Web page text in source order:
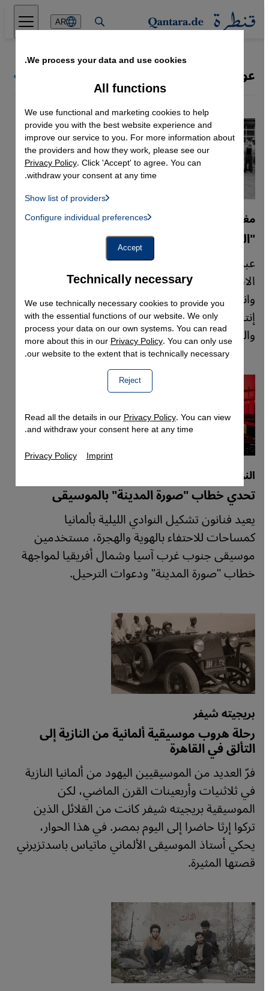
Direkt zum Inhalt springen
AR
عوالم الموسيقى
مغنية الراب صِبا عن أغنيتها "دوننا"
"الغضب يمكن أن يكون بناءً جدًا"
عبر أغنيتها "دوننا"، تهاجم مغنية الراب الشابة صِبا
الاستعمار والإمبريالية، في عمل عاد إلى الواجهة
وانتشر بقوة على مواقع التواصل بعد عامين من
إنتاجه. تتحدث صِبا في هذا الحوار، عن الغضب،
والظلم، والتمكين.
النوادي الليلية الألمانية
تحدي خطاب "صورة المدينة" بالموسيقى
يعيد فنانون تشكيل النوادي الليلية بألمانيا
كمساحات للاحتفاء بالهوية والهجرة، مستخدمين
موسيقى جنوب غرب آسيا وشمال أفريقيا لمواجهة
خطاب "صورة المدينة" ودعوات الترحيل.
بريجيته شيفر
رحلة هروب موسيقية ألمانية من النازية إلى
التألق في القاهرة
فرّ العديد من الموسيقيين اليهود من ألمانيا النازية
في ثلاثنيات وأربعينات القرن الماضي، لكن
الموسيقية بريجيته شيفر كانت من القلائل الذين
تركوا إرثا حاضرا إلى اليوم بمصر. في هذا الحوار،
يحكي أستاذ الموسيقى الألماني ماتياس باسدتزيرني
قصتها المثيرة.
We process your data and use cookies.
Technically necessary
We use technically necessary cookies to provide you
with the essential functions of our website. We only
process your data on our own systems. You can read
more about this in ourPrivacy Policy. You can only use
our website to the extent that is technically necessary.
Reject
All functions
We use functional and marketing cookies to help
provide you with the best website experience and
improve our service to you. For more information about
the providers and how they work, please see our
Privacy Policy. Click 'Accept' to agree. You can
withdraw your consent at any time.
Show list of providers
Instagram Embed, Twitter Embed, Youtube Embed
Facebook Embed / Facebook Connect
Google Maps Embed
Configure individual preferences
Accept
Read all the details in ourPrivacy Policy. You can view
and withdraw your consent here at any time.
Privacy Policy Imprint